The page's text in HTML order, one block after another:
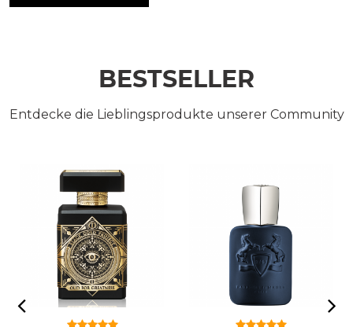
BESTSELLER
Entdecke die Lieblingsprodukte unserer Community